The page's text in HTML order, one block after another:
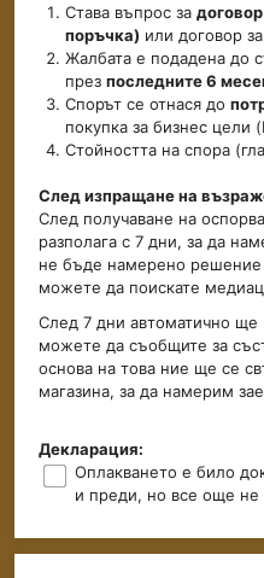
Става въпрос за
поръчка) или договор
Жалбата е подадена до
презпоследните 6
Спорът се отнася до
покупка за бизнес цели
Стойността на спора
След изпращане на
След получаване на
разполага с 7 дни, за да
не бъде намерено решение
можете да поискате
След 7 дни автоматично ще
можете да съобщите за
основа на това ние ще се
магазина, за да намерим
Декларация:
Оплакването е било
и преди, но все още